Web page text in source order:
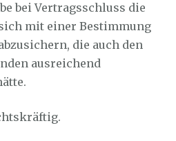
bei Vertragsschluss die
mit einer Bestimmung
die auch den
ausreichend